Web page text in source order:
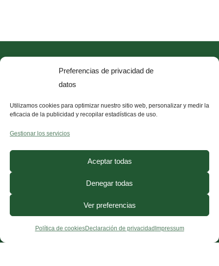
Preferencias de privacidad de
datos
Utilizamos cookies para optimizar nuestro sitio web, personalizar y medir la
eficacia de la publicidad y recopilar estadísticas de uso.
Gestionar los servicios
Aceptar todas
Denegar todas
Ver preferencias
Política de cookiesDeclaración de privacidad Impressum
tu salud y bienestar físico y mental a través de una
dieta antiinflamatoria
antiinflamatorio D.R.A.C
. Únete y empieza el
cambio.